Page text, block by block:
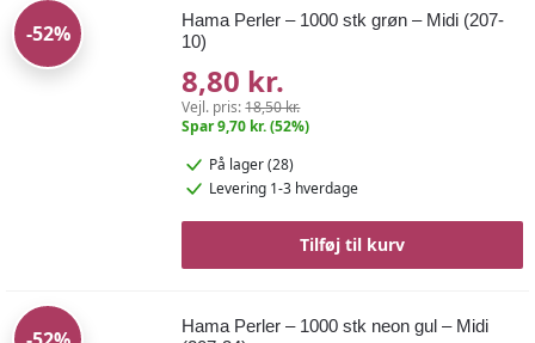
-52%
Hama Perler – 1000 stk grøn – Midi (207-
10)
8,80 kr.
Vejl. pris:18,50 kr.
Spar 9,70 kr. (52%)
På lager (28)
Levering 1-3 hverdage
Tilføj til kurv
Hama Perler – 1000 stk neon gul – Midi